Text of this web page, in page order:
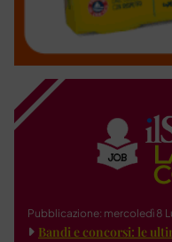
Pubblicazione: mercoledì 8
Bandi e concorsi: le